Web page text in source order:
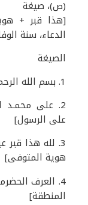
(ص)، صيغة
[هذا قبر +
الدعاء، سنة
الصيغة
1. بسم الله
2. على محمـد
على الرسول]
3
. لله هذا قبر
هوية المتوفى]
4. العرف
المنطقة]